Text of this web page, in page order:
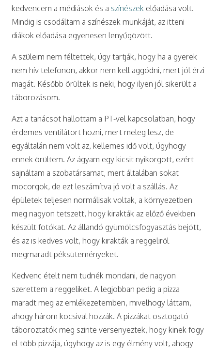
kedvencem a médiások és a színészek előadása volt.
Mindig is csodáltam a színészek munkáját, az itteni
diákok előadása egyenesen lenyűgözött.
A szüleim nem féltettek, úgy tartják, hogy ha a gyerek
nem hív telefonon, akkor nem kell aggódni, mert jól érzi
magát. Később örültek is neki, hogy ilyen jól sikerült a
táborozásom.
Azt a tanácsot hallottam a PT-vel kapcsolatban, hogy
érdemes ventilátort hozni, mert meleg lesz, de
egyáltalán nem volt az, kellemes idő volt, úgyhogy
ennek örültem. Az ágyam egy kicsit nyikorgott, ezért
sajnáltam a szobatársamat, mert általában sokat
mocorgok, de ezt leszámítva jó volt a szállás. Az
épületek teljesen normálisak voltak, a környezetben
meg nagyon tetszett, hogy kirakták az előző években
készült fotókat. Az állandó gyümölcsfogyasztás bejött,
és az is kedves volt, hogy kirakták a reggeliről
megmaradt péksüteményeket.
Kedvenc ételt nem tudnék mondani, de nagyon
szerettem a reggeliket. A legjobban pedig a pizza
maradt meg az emlékezetemben, mivelhogy láttam,
ahogy három kocsival hozzák. A pizzákat osztogató
táboroztatók meg szinte versenyeztek, hogy kinek fogy
el több pizzája, úgyhogy az is egy élmény volt, ahogy